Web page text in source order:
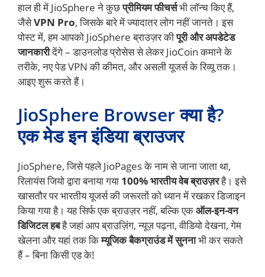
हाल ही में JioSphere ने कुछप्रीमियम फीचर्सभी लॉन्च किए हैं,
जैसेVPN Pro, जिसके बारे में ज्यादातर लोग नहीं जानते। इस
पोस्ट में, हम आपको JioSphere ब्राउज़र कीपूरी और अपडेटेड
जानकारीदेंगे – डाउनलोड प्रोसेस से लेकर JioCoin कमाने के
तरीके, नए पेड VPN की कीमत, और असली यूजर्स के रिव्यू तक।
आइए शुरू करते हैं।
JioSphere Browser क्या है?
एक मेड इन इंडिया ब्राउजर
JioSphere, जिसे पहले JioPages के नाम से जाना जाता था,
रिलायंस जियो द्वारा बनाया गया 100% भारतीय वेब ब्राउज़रहै। इसे
खासतौर पर भारतीय यूजर्स की जरूरतों को ध्यान में रखकर डिजाइन
किया गया है। यह सिर्फ एक ब्राउज़र नहीं, बल्कि एकऑल-इन-वन
डिजिटल हबहै जहां आप ब्राउज़िंग, न्यूज़ पढ़ना, वीडियो देखना, गेम
खेलना और यहां तक किम्यूजिक बैकग्राउंड में सुननाभी कर सकते
हैं – बिना किसी एड के!